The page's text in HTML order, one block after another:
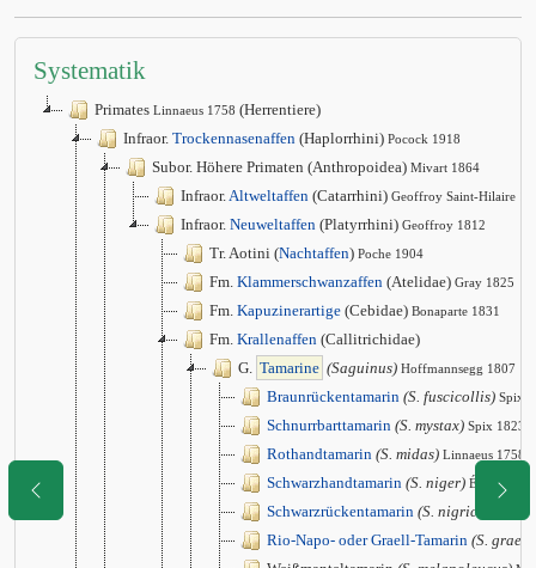
Systematik
Primates Linnaeus 1758 (Herrentiere)
Infraor. Trockennasenaffen (Haplorrhini) Pocock 1918
Subor. Höhere Primaten (Anthropoidea) Mivart 1864
Infraor.Altweltaffen (Catarrhini) Geoffroy Saint-Hilaire
Infraor. Neuweltaffen (Platyrrhini) Geoffroy 1812
Tr. Aotini (Nachtaffen) Poche 1904
Fm. Klammerschwanzaffen (Atelidae) Gray 1825
Fm. Kapuzinerartige (Cebidae) Bonaparte 1831
Fm. Krallenaffen (Callitrichidae)
G. Tamarine (Saguinus) Hoffmannsegg 1807
Braunrückentamarin (S. fuscicollis) Spix
Schnurrbarttamarin (S. mystax) Spix 1823
Rothandtamarin (S. midas) Linnaeus 1758
Schwarzhandtamarin (S. niger) É.
Schwarzrückentamarin (S. nigricollis)
Rio-Napo- oder Graell-Tamarin (S.